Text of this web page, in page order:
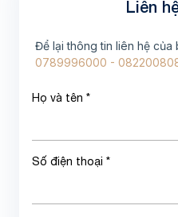
Liên
Để lại thông tin liên hệ của
0789996000 -
Họ và tên *
Số điện thoại *